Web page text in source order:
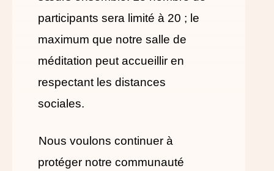
participants sera limité à 20 ; le
maximum que notre salle de
méditation peut accueillir en
respectant les distances
sociales.
Nous voulons continuer à
protéger notre communauté